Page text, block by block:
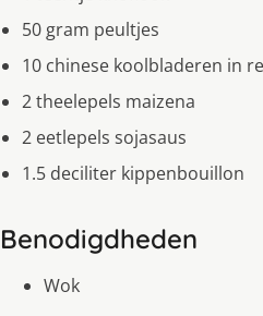
50 gram peultjes
10 chinese koolbladeren in
2 theelepels maizena
2 eetlepels sojasaus
1.5 deciliter kippenbouillon
Benodigdheden
Wok